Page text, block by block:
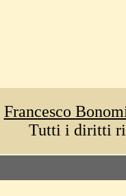
Francesco
Tutti i diritti